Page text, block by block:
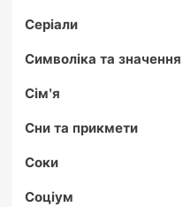
Серіали
Символіка та значення
Сім'я
Сни та прикмети
Соки
Соціум